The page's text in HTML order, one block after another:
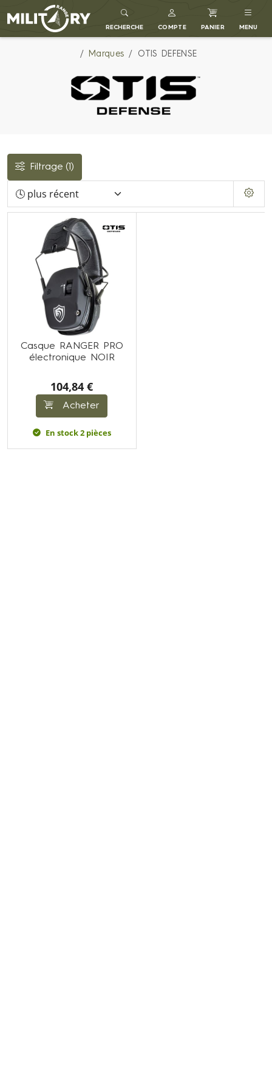
MILITARY RANGE FR
RECHERCHE COMPTE PANIER MENU
Marques OTIS DEFENSE
Filtrage (1)
Casque RANGER PRO
électronique NOIR
104,84 €
Acheter
En stock 2 pièces